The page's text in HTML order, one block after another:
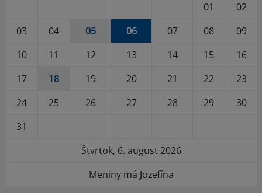
01
02
03
04 05 06 07 08
09
10
11 12 13 14 15
16
17
18 19 20 21 22
23
24
25 26 27 28 29
30
31
Štvrtok, 6. august 2026
Meniny má Jozefína